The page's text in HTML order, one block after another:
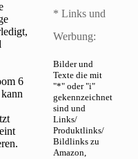
6
* Links und
Werbung:
Bilder und
Texte die mit
"*" oder "i"
gekennzeichnet
sind und
Links/
Produktlinks/
Bildlinks zu
Amazon,